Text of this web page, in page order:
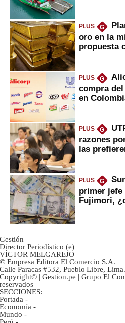
PLUS G
oro en la
propuesta
PLUS G
compra
en
PLUS G
razones
las
PLUS G
primer jefe
Fujimori,
Gestión
Director Periodístico (e)
VÍCTOR MELGAREJO
© Empresa Editora El Comercio S.A.
Calle Paracas #532, Pueblo Libre, Lima.
Copyright© | Gestion.pe | Grupo El
reservados
SECCIONES:
Portada -
Economía -
Mundo -
Perú -